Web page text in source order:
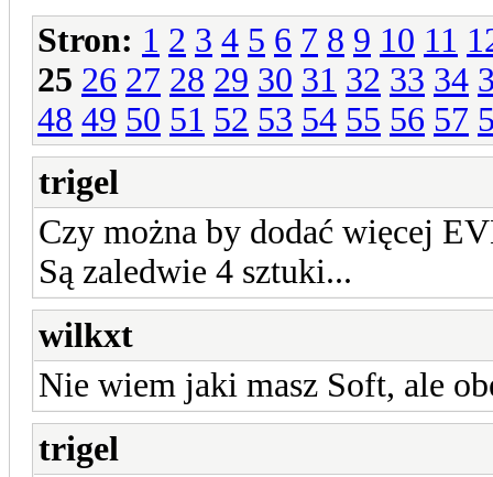
Stron: 1 2 3 4 5 6 7 8 9 10 11
25 26 27 28 29 30 31 32 33 34
48 49 50 51 52 53 54 55 56 57
trigel
Czy można by dodać więcej
Są zaledwie 4 sztuki...
wilkxt
Nie wiem jaki masz Soft, ale
trigel